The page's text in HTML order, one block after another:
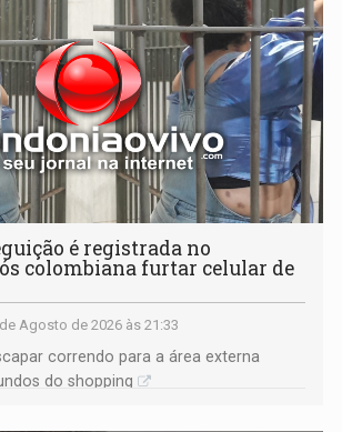
é registrada no
colombiana furtar celular de
Agosto de 2026 às 21:33
correndo para a área externa
do shopping